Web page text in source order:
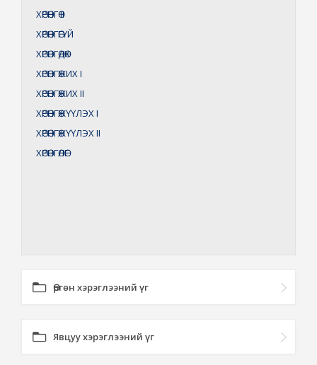
ХӨРӨНГӨII
ХӨРӨНГӨГҮЙ
ХӨРӨНГӨДӨХ
ХӨРӨНГӨЖИХI
ХӨРӨНГӨЖИХII
ХӨРӨНГӨЖҮҮЛЭХI
ХӨРӨНГӨЖҮҮЛЭХII
ХӨРӨНГӨЛӨГ
Өргөн хэрэглээний үг
Явцуу хэрэглээний үг